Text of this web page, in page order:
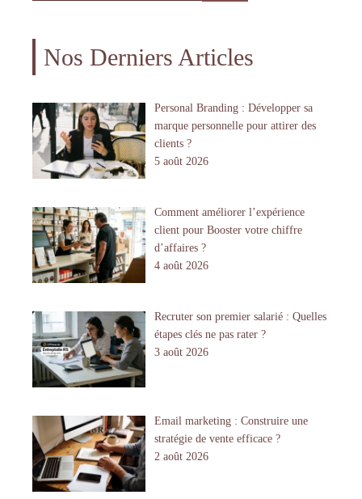
Nos Derniers Articles
Personal Branding : Développer sa
marque personnelle pour attirer des
clients ?
5 août 2026
Comment améliorer l’expérience
client pour Booster votre chiffre
d’affaires ?
4 août 2026
Recruter son premier salarié : Quelles
étapes clés ne pas rater ?
3 août 2026
Email marketing : Construire une
stratégie de vente efficace ?
2 août 2026